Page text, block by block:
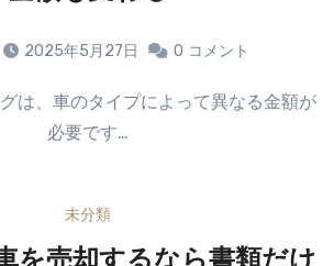
2025年5月27日 0 コメント
必要です…
未分類